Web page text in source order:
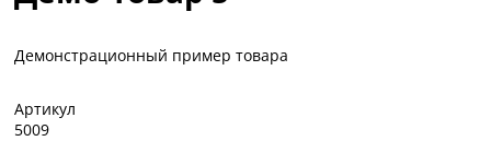
Демонстрационный пример товара
Артикул
5009